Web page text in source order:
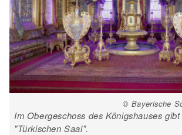
© Bayerische
Im Obergeschoss des Königshauses
"Türkischen Saal".